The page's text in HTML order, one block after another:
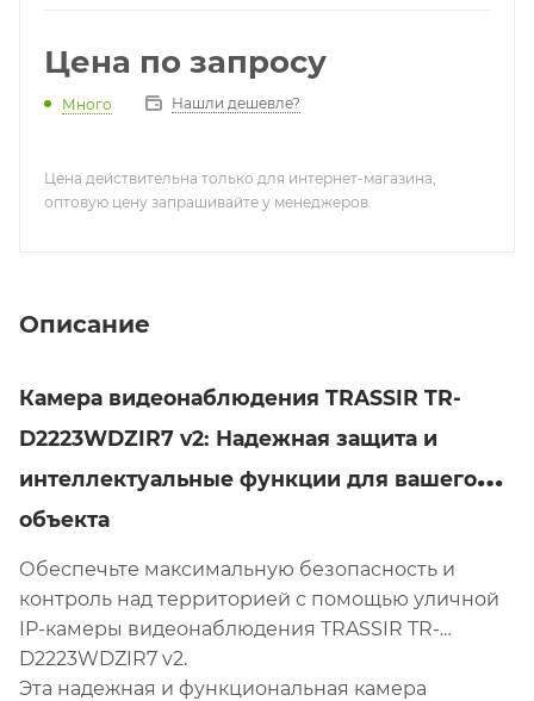
Цена по запросу
Много Нашли дешевле?
Цена действительна только для интернет-магазина,
оптовую цену запрашивайте у менеджеров.
Описание
Камера видеонаблюдения TRASSIR TR-
D2223WDZIR7 v2: Надежная защита и
интеллектуальные функции для вашего
объекта
Обеспечьте максимальную безопасность и
контроль над территорией с помощью уличной
IP-камеры видеонаблюдения TRASSIR TR-
D2223WDZIR7 v2.
Эта надежная и функциональная камера